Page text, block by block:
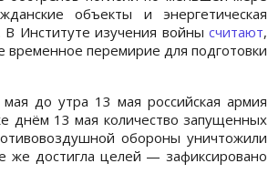
объекты и энергетическая
В Институте изучения войны считают,
перемирие для подготовки
до утра 13 мая российская армия
днём 13 мая количество запущенных
обороны уничтожили
же достигла целей — зафиксировано